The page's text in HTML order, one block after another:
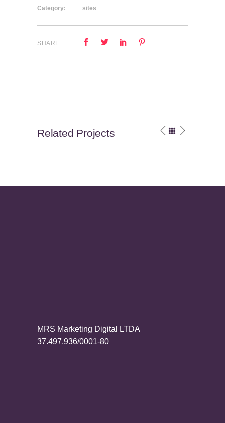
Category:
sites
SHARE
Related Projects
MRS Marketing Digital LTDA
37.497.936/0001-80